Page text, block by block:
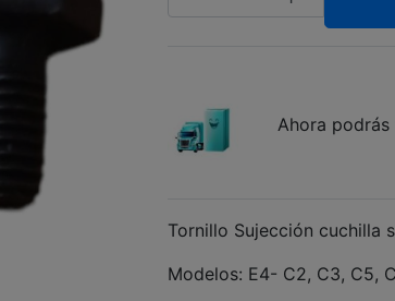
Ahora podrás
Tornillo Sujección cuchilla
Modelos: E4- C2, C3, C5,